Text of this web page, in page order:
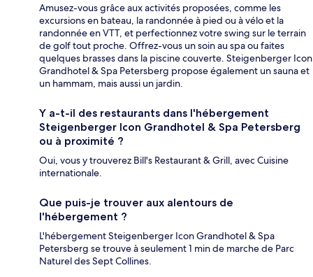
Amusez-vous grâce aux activités proposées, comme les
excursions en bateau, la randonnée à pied ou à vélo et la
randonnée en VTT, et perfectionnez votre swing sur le terrain
de golf tout proche. Offrez-vous un soin au spa ou faites
quelques brasses dans la piscine couverte. Steigenberger Icon
Grandhotel & Spa Petersberg propose également un sauna et
un hammam, mais aussi un jardin.
Y a-t-il des restaurants dans l'hébergement
Steigenberger Icon Grandhotel & Spa Petersberg
ou à proximité ?
Oui, vous y trouverez Bill's Restaurant & Grill, avec Cuisine
internationale.
Que puis-je trouver aux alentours de
l'hébergement ?
L'hébergement Steigenberger Icon Grandhotel & Spa
Petersberg se trouve à seulement 1 min de marche de Parc
Naturel des Sept Collines.